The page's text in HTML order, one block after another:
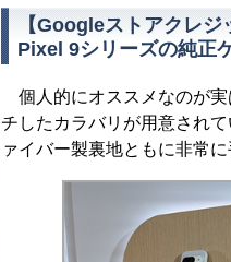
【Googleストアクレジ
Pixel 9シリーズの純正
個人的にオススメなのが実
チしたカラバリが用意され
ァイバー製裏地ともに非常